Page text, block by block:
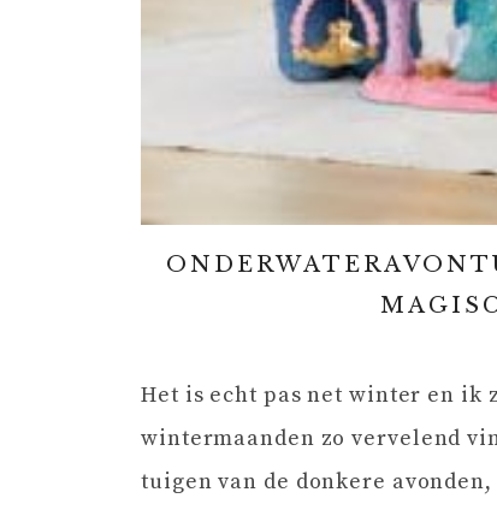
Het is echt pas net winter en ik
wintermaanden zo vervelend
tuigen van de donkere